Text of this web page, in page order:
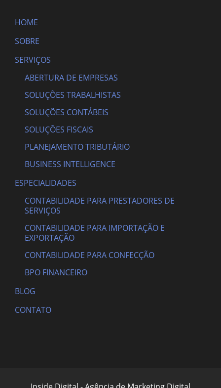
HOME
SOBRE
SERVIÇOS
ABERTURA DE EMPRESAS
SOLUÇÕES TRABALHISTAS
SOLUÇÕES CONTÁBEIS
SOLUÇÕES FISCAIS
PLANEJAMENTO TRIBUTÁRIO
BUSINESS INTELLIGENCE
ESPECIALIDADES
CONTABILIDADE PARA PRESTADORES DE
SERVIÇOS
CONTABILIDADE PARA IMPORTAÇÃO E
EXPORTAÇÃO
CONTABILIDADE PARA CONFECÇÃO
BPO FINANCEIRO
BLOG
CONTATO